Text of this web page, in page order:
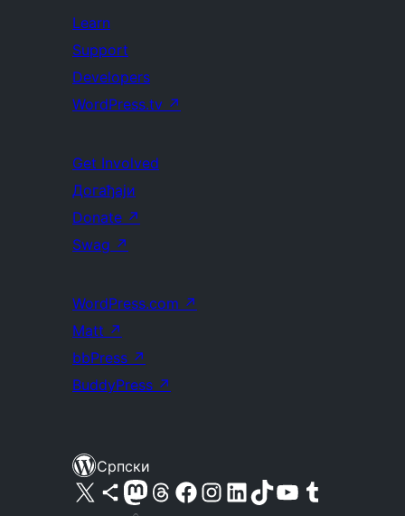
Learn
Support
Developers
WordPress.tv ↗
Get Involved
Догађаји
Donate ↗
Swag ↗
WordPress.com ↗
Matt ↗
bbPress ↗
BuddyPress ↗
Српски
Visit our X (formerly Twitter) account
Посетите наш Bluesky налог
Visit our Mastodon account
Посетите наш налог на Threads-у Visit our Facebook pageПосетите наш Инстаграм налог
Visit our LinkedIn account
Посетите наш TikTok налог
Visit our YouTube channel
Посетите наш Tumblr налог